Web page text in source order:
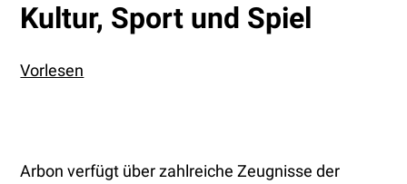
Kultur, Sport und Spiel
Vorlesen
Arbon verfügt über zahlreiche Zeugnisse der